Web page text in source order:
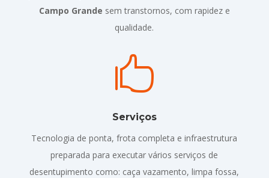
Campo Grande sem transtornos, com rapidez e
qualidade.

Serviços
Tecnologia de ponta, frota completa e infraestrutura
preparada para executar vários serviços de
desentupimento como: caça vazamento, limpa fossa,